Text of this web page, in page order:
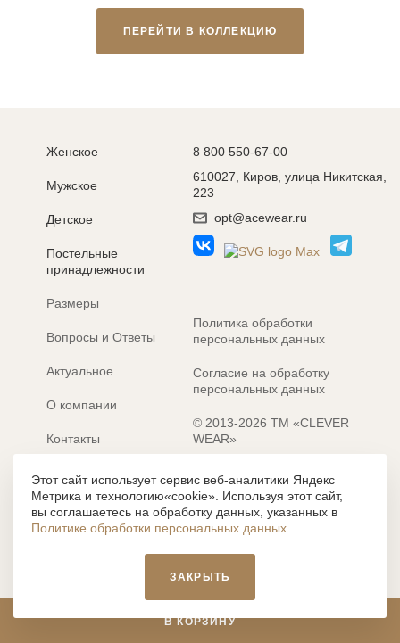
В КОРЗИНУ
ПЕРЕЙТИ В КОЛЛЕКЦИЮ
Женское
Мужское
Детское
Постельные
принадлежности
Размеры
Вопросы и Ответы
Актуальное
О компании
Контакты
Электронные каталоги
8 800 550-67-00
610027, Киров, улица Никитская,
223
opt@acewear.ru
Политика обработки
персональных данных
Согласие на обработку
персональных данных
© 2013-2026 ТМ «CLEVER
WEAR»
Разработка сайта: MACHAON
Все содержание, представленное или отраженное на сайте
https://clever-style.ru, включая, но не ограничиваясь, текстом,
графикой, фотографиями, иллюстрациями и т.д., являются
объектами авторского права, использование которых, без
письменного разрешения администрации и без активной
влечет наложение ответственности с действующим
законодательством РФ.
Этот сайт использует сервис веб-аналитики Яндекс
Метрика и технологию«cookie». Используя этот сайт,
вы соглашаетесь на обработку данных, указанных в
Политике обработки персональных данных
ЗАКРЫТЬ